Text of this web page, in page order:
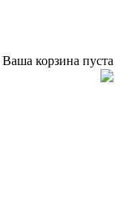
Ваша корзина пуста